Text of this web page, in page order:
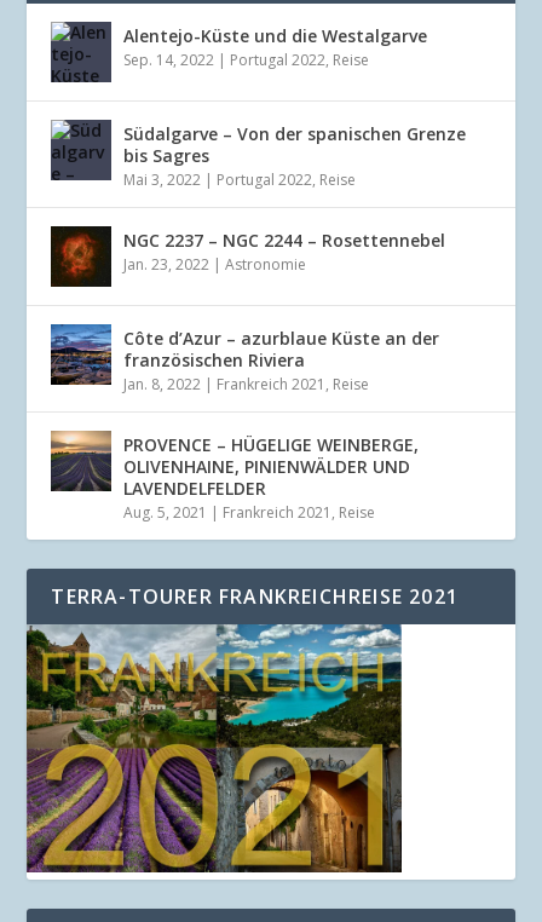
Alentejo-Küste und die Westalgarve
Sep. 14, 2022 | Portugal 2022, Reise
Südalgarve – Von der spanischen Grenze
bis Sagres
Mai 3, 2022 | Portugal 2022, Reise
NGC 2237 – NGC 2244 – Rosettennebel
Jan. 23, 2022 |Astronomie
Côte d’Azur – azurblaue Küste an der
französischen Riviera
Jan. 8, 2022 | Frankreich 2021 , Reise
PROVENCE – HÜGELIGE WEINBERGE,
OLIVENHAINE, PINIENWÄLDER UND
LAVENDELFELDER
Aug. 5, 2021 | Frankreich 2021 , Reise
TERRA-TOURER FRANKREICHREISE 2021